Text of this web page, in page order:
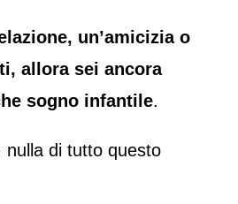
un’amicizia o
allora sei ancora
sogno infantile.
nulla di tutto questo